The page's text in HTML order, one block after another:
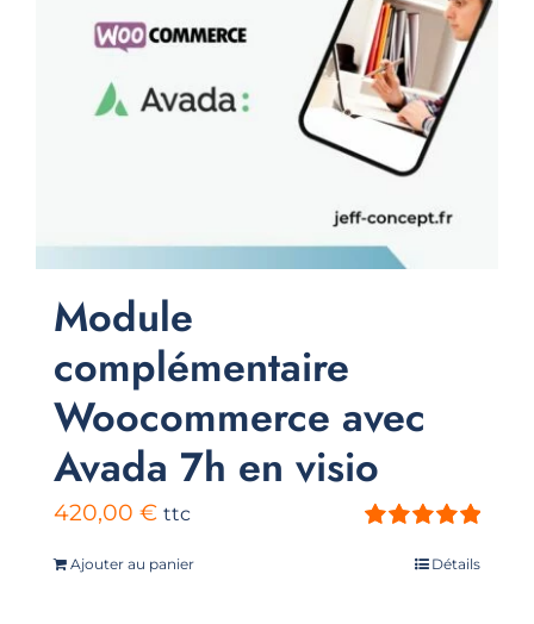
Module
complémentaire
Woocommerce avec
Avada 7h en visio
420,00 € ttc
Ajouter au panier Détails